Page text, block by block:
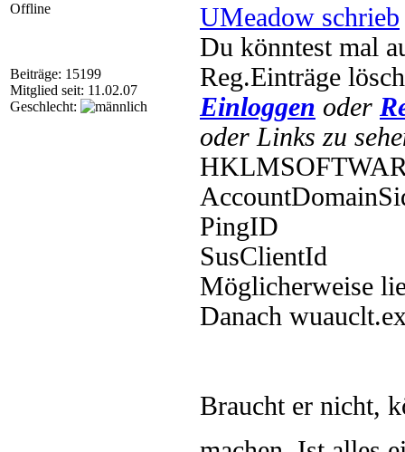
Offline
Beiträge: 15199
Mitglied seit: 11.02.07
Geschlecht:
UMeadow schrieb
Du könntest mal
Reg.Einträge
Einloggen oder
oder Links zu
PingID
SusClientId
Möglicherweise
Danach
Braucht er nicht,